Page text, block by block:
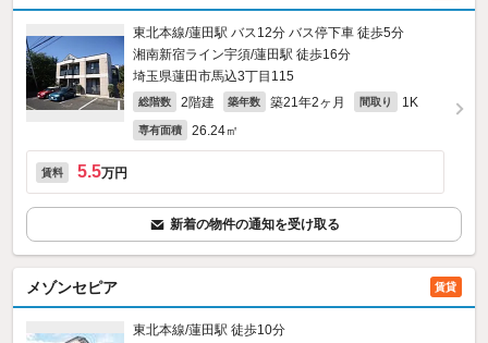
東北本線/蓮田駅 バス12分 バス停下車 徒歩5分
湘南新宿ライン宇須/蓮田駅 徒歩16分
埼玉県蓮田市馬込3丁目115
総階数 2階建 築年数 築21年2ヶ月 間取り 1K
専有面積 26.24㎡
賃料 5.5万円
新着の物件の通知を受け取る
メゾンセピア 賃貸
東北本線/蓮田駅 徒歩10分